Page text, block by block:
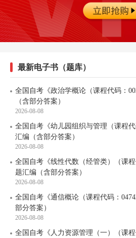
最新电子书（题库）
全国自考《政治学概论（课程代码：
（含部分答案）
2026-08-08
全国自考《幼儿园组织与管理（课程
汇编（含部分答案）
2026-08-08
全国自考《线性代数（经管类）（课
题汇编（含部分答案）
2026-08-08
全国自考《通信概论（课程代码：
部分答案）
2026-08-08
全国自考《人力资源管理（一）（课